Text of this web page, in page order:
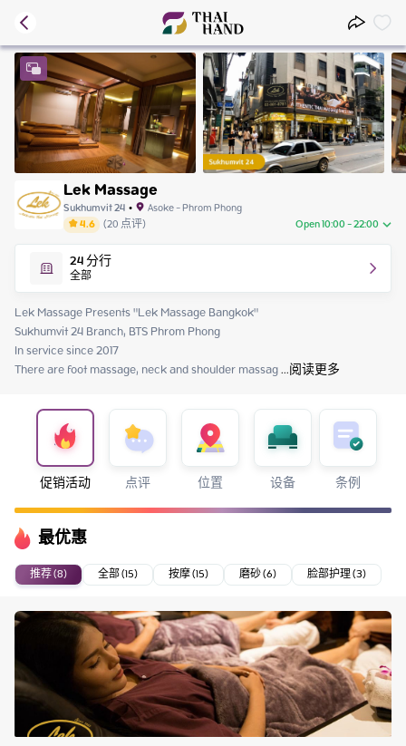
Lek Massage
Sukhumvit 24• Asoke - Phrom Phong
4.6 (20点评) Open 10:00 - 22:00
Friday 10:00 - 22:00
Saturday 10:00 - 22:00
Sunday 10:00 - 22:00
Monday
Tuesday
Wednesday
Thursday 10:00 - 22:00
24分行
全部
Lek Massage Presents "Lek Massage Bangkok"
Sukhumvit 24 Branch, BTS Phrom Phong
In service since 2017
There are foot massage, neck and shoulder massag ...阅读更多
促销活动 点评 位置 设备 条例
最优惠
推荐 (8) 全部 (15) 按摩 (15) 磨砂 (6) 脸部护理 (3)